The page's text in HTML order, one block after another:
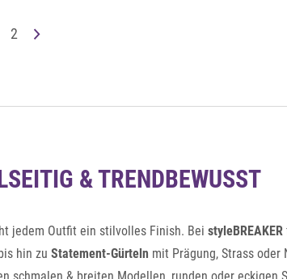
2
& TRENDBEWUSST
jedem Outfit ein stilvolles Finish. Bei styleBREAKER
hin zu Statement-Gürteln mit Prägung, Strass